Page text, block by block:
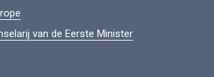
van de Eerste Minister